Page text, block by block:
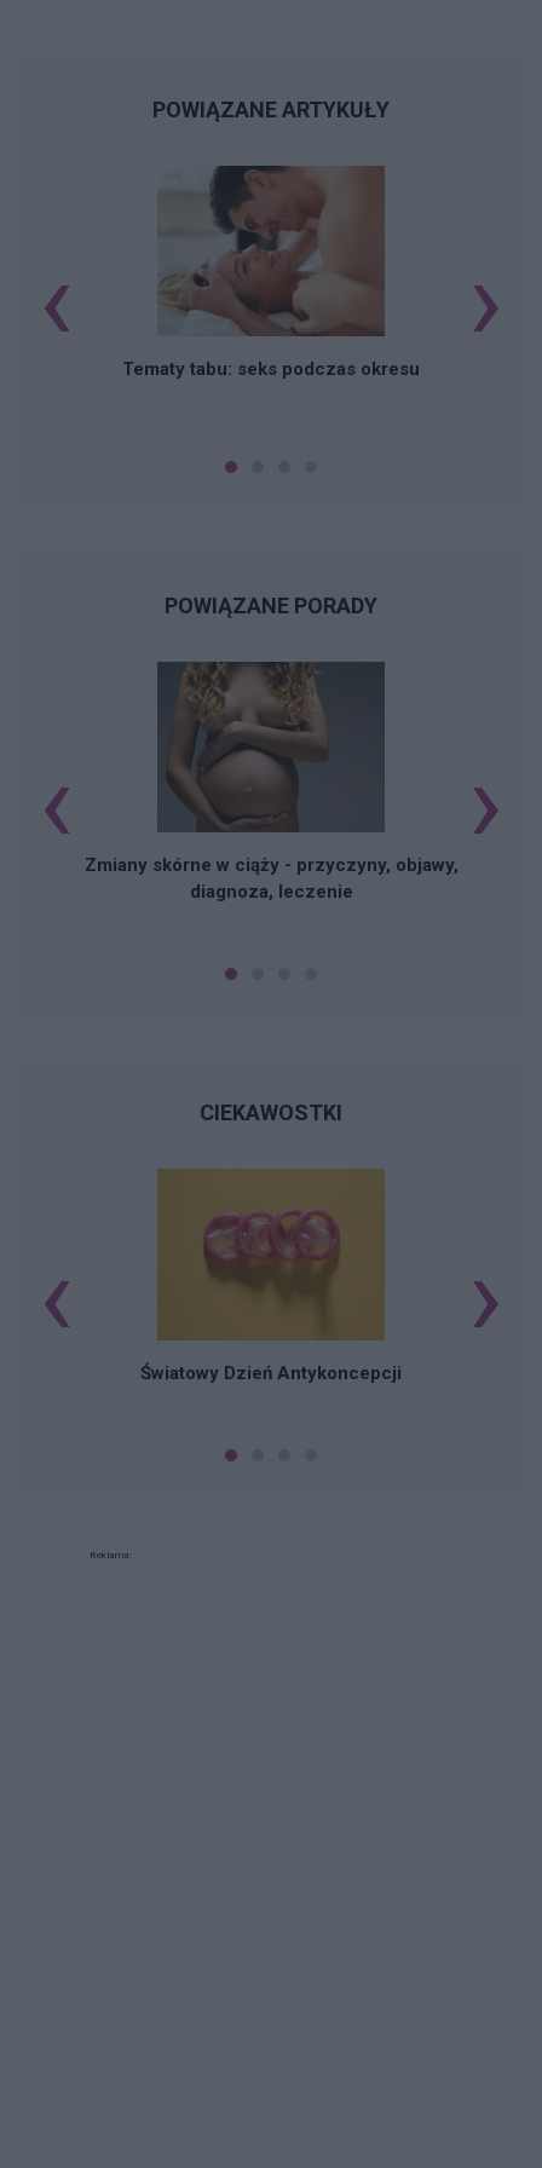
POWIĄZANE ARTYKUŁY
Tematy tabu: seks podczas okresu
‹ ›
POWIĄZANE PORADY
Zmiany skórne w ciąży - przyczyny, objawy,
diagnoza, leczenie
‹ ›
CIEKAWOSTKI
Światowy Dzień Antykoncepcji
‹ ›
Reklama: